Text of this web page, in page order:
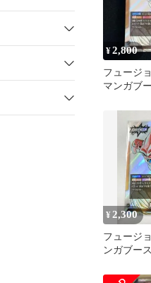
¥2,800
フュージ
マンガブ
¥ 2,300
フュージ
ンガブー